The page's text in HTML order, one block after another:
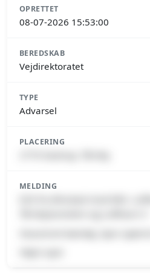
OPRETTET
08-07-2026 15:53:00
BEREDSKAB
Vejdirektoratet
TYPE
Advarsel
PLACERING
MELDING